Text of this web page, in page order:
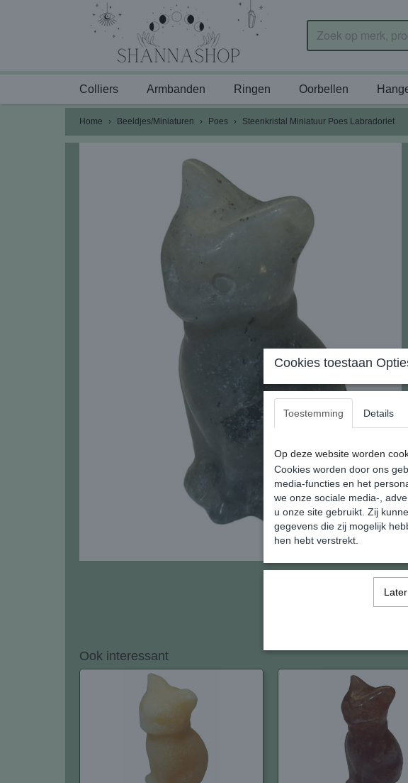
Colliers Armbanden Ringen Oorbellen
Home › Beeldjes/Miniaturen › Poes › Steenkristal Miniatuur Poes Labradoriet
Ook interessant
Cookies toestaan
Toestemming Details
Op deze website worden
Cookies worden door ons
media-functies en het
we onze sociale media-,
u onze site gebruikt. Zij
gegevens die zij mogelijk
hen hebt verstrekt.